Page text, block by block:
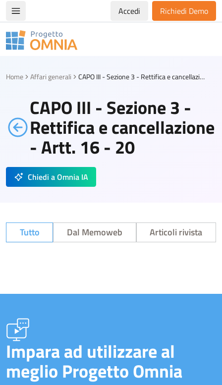
Apri/chiudi menù di navigazioneAccedi Richiedi Demo
Progetto Omnia
Home Affari generali CAPO III - Sezione 3 - Rettifica e cancellazione - Artt. 16 - 20
CAPO III - Sezione 3 -
Rettifica e cancellazione
- Artt. 16 - 20
Chiedi a Omnia IA
Tutto Dal Memoweb Articoli rivista
Impara ad utilizzare al
meglio Progetto Omnia